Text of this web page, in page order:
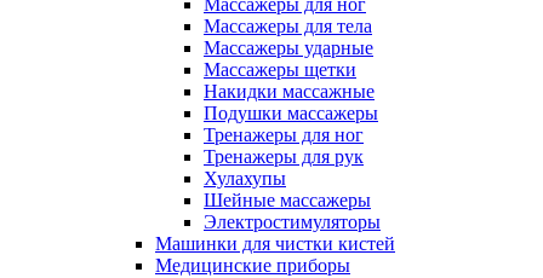
Массажеры для ног
Массажеры для тела
Массажеры ударные
Массажеры щетки
Накидки массажные
Подушки массажеры
Тренажеры для ног
Тренажеры для рук
Хулахупы
Шейные массажеры
Электростимуляторы
Машинки для чистки кистей
Медицинские приборы